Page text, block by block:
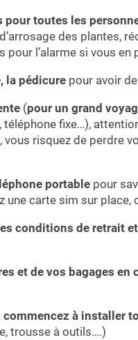
toutes les
des plantes,
l’alarme si vous en
la pédicure pour avoir
(pour un grand
fixe…),
risquez de perdre
portable pour
une carte sim sur place,
conditions de retrait
et de vos bagages en
à installer
trousse à outils….)